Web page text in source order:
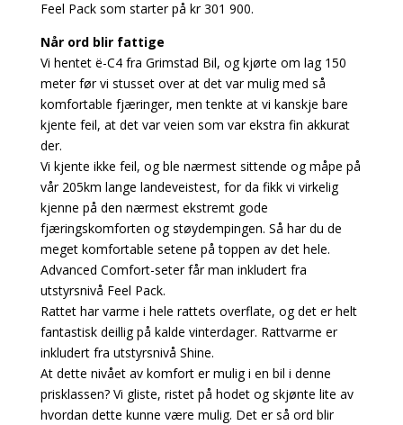
Feel Pack som starter på kr 301 900.
Når ord blir fattige
Vi hentet ë-C4 fra Grimstad Bil, og kjørte om lag 150
meter før vi stusset over at det var mulig med så
komfortable fjæringer, men tenkte at vi kanskje bare
kjente feil, at det var veien som var ekstra fin akkurat
der.
Vi kjente ikke feil, og ble nærmest sittende og måpe på
vår 205km lange landeveistest, for da fikk vi virkelig
kjenne på den nærmest ekstremt gode
fjæringskomforten og støydempingen. Så har du de
meget komfortable setene på toppen av det hele.
Advanced Comfort-seter får man inkludert fra
utstyrsnivå Feel Pack.
Rattet har varme i hele rattets overflate, og det er helt
fantastisk deillig på kalde vinterdager. Rattvarme er
inkludert fra utstyrsnivå Shine.
At dette nivået av komfort er mulig i en bil i denne
prisklassen? Vi gliste, ristet på hodet og skjønte lite av
hvordan dette kunne være mulig. Det er så ord blir